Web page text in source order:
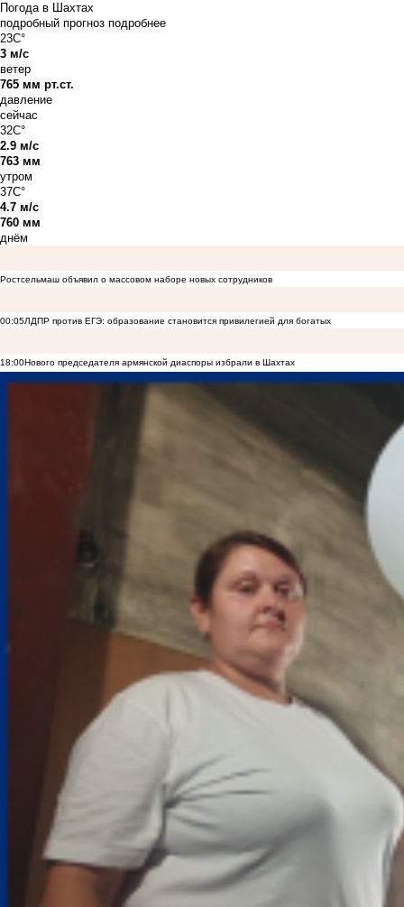
Погода в Шахтах
подробный прогноз подробнее
23C°
3 м/с
ветер
765 мм рт.ст.
давление
сейчас
32C°
2.9 м/с
763 мм
утром
37C°
4.7 м/с
760 мм
днём
Ростсельмаш объявил о массовом наборе новых сотрудников
00:05ЛДПР против ЕГЭ: образование становится привилегией для богатых
18:00Нового председателя армянской диаспоры избрали в Шахтах